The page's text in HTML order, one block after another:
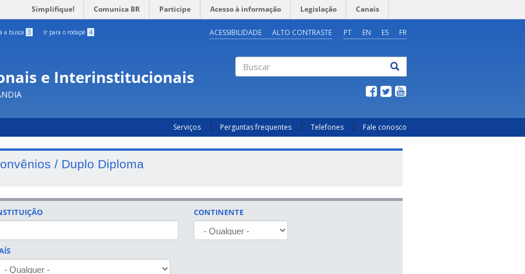
Simplifique! Comunica BR Participe Acesso à informação Legislação Canais
a busca 3 Ir para o rodapé 4 PT EN ES FR
ACESSIBILIDADE ALTO CONTRASTE
e Interinstitucionais
Serviços Perguntas frequentes Telefones Fale conosco
/ Duplo Diploma
CONTINENTE